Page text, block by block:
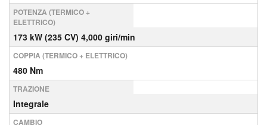
POTENZA (TERMICO +
ELETTRICO)
173 kW (235 CV) 4,000 giri/min
COPPIA (TERMICO + ELETTRICO)
480 Nm
TRAZIONE
Integrale
CAMBIO